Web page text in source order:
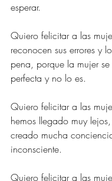
esperar.
Quiero felicitar a las
reconocen sus errores y
pena, porque la mujer se
perfecta y no lo es.
Quiero felicitar a las
hemos llegado muy
creado mucha
inconsciente.
Quiero felicitar a las